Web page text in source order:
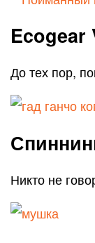
Ecogear
До тех пор,
Никто не